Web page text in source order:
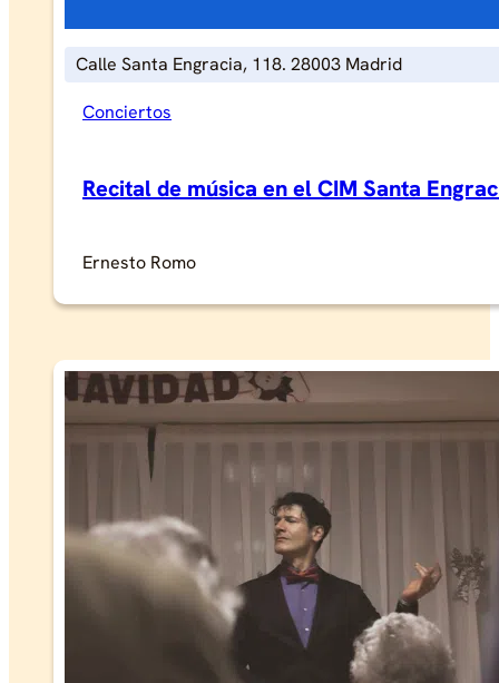
Calle Santa Engracia, 118. 28003 Madrid
Conciertos
Recital de música en el CIM Santa
Ernesto Romo